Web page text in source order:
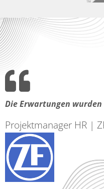
Die Erwartungen
Projektmanager HR |